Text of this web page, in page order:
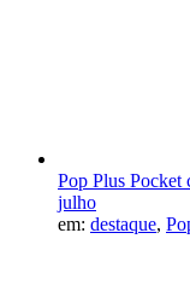
Pop Plus Pocket
julho
em: destaque,